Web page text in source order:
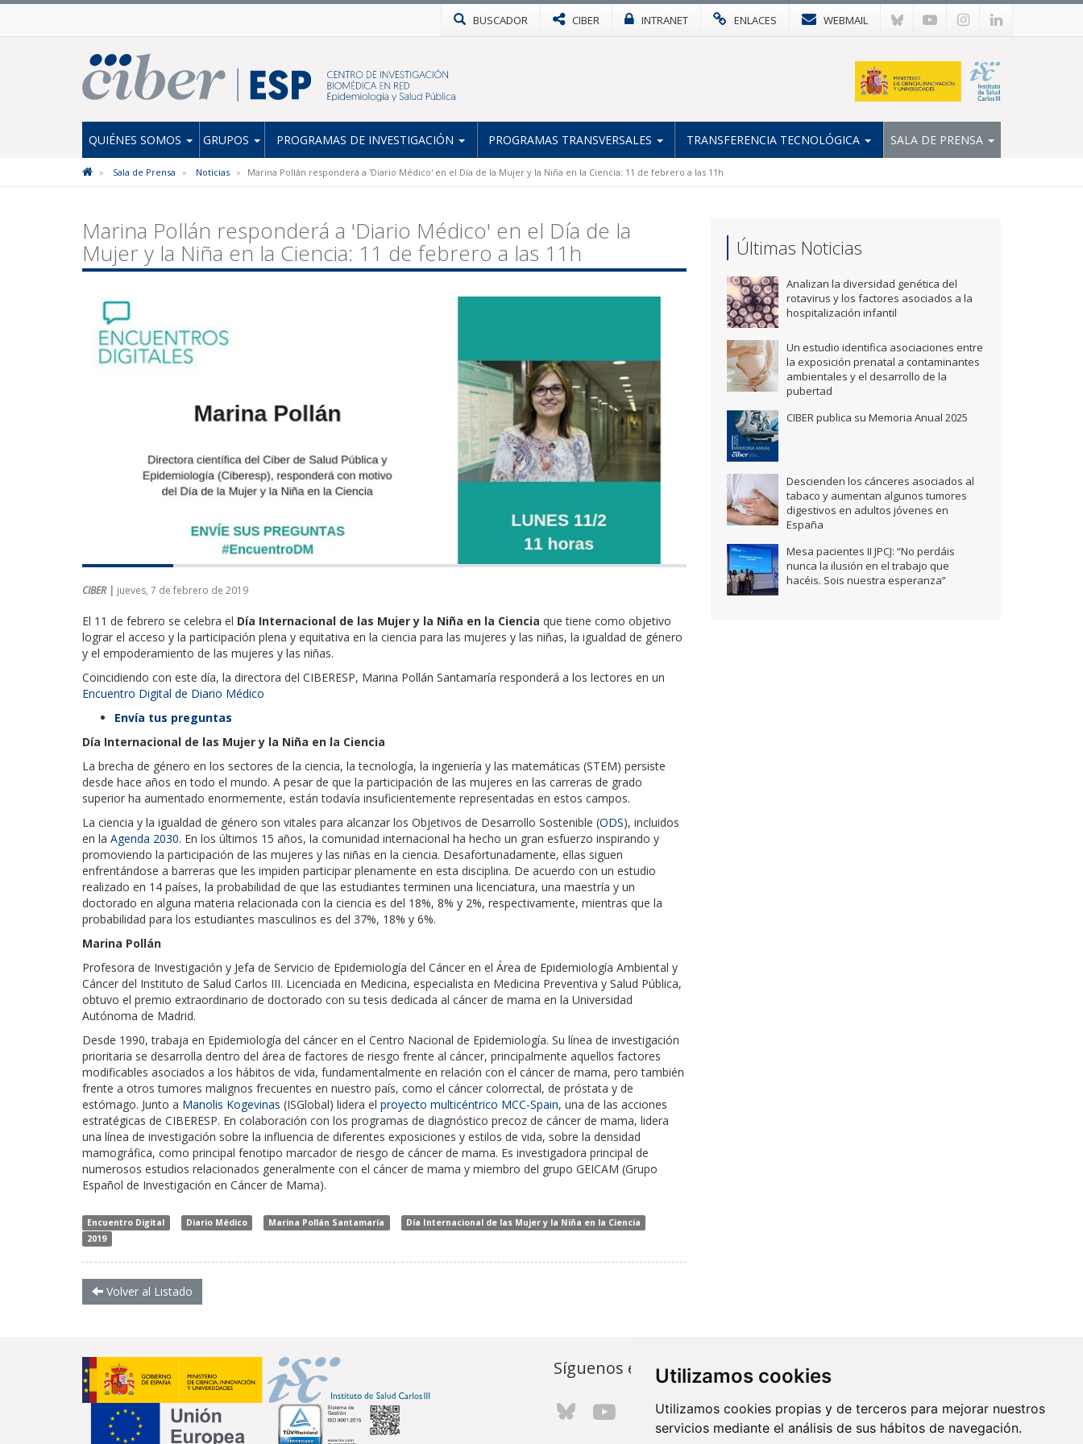
Utilizamos cookies
Utilizamos cookies propias y de terceros para mejorar nuestros
servicios mediante el análisis de sus hábitos de navegación.
BUSCADOR CIBER INTRANET ENLACES WEBMAIL
QUIÉNES SOMOS GRUPOS PROGRAMAS DE INVESTIGACIÓN PROGRAMAS TRANSVERSALES TRANSFERENCIA TECNOLÓGICA SALA DE PRENSA
Sala de Prensa Noticias Marina Pollán responderá a 'Diario Médico' en el Día de la Mujer y la Niña en la Ciencia: 11 de febrero a las 11h
Marina Pollán responderá a 'Diario Médico' en el Día de la
Mujer y la Niña en la Ciencia: 11 de febrero a las 11h
CIBER | jueves, 7 de febrero de 2019
El 11 de febrero se celebra el Día Internacional de las Mujer y la Niña en la Ciencia que tiene como objetivo
lograr el acceso y la participación plena y equitativa en la ciencia para las mujeres y las niñas, la igualdad de género
y el empoderamiento de las mujeres y las niñas.
Coincidiendo con este día, la directora del CIBERESP, Marina Pollán Santamaría responderá a los lectores en un
Encuentro Digital de Diario Médico
Envía tus preguntas
Día Internacional de las Mujer y la Niña en la Ciencia
La brecha de género en los sectores de la ciencia, la tecnología, la ingeniería y las matemáticas (STEM) persiste
desde hace años en todo el mundo. A pesar de que la participación de las mujeres en las carreras de grado
superior ha aumentado enormemente, están todavía insuficientemente representadas en estos campos.
La ciencia y la igualdad de género son vitales para alcanzar los Objetivos de Desarrollo Sostenible (ODS), incluidos
en la Agenda 2030. En los últimos 15 años, la comunidad internacional ha hecho un gran esfuerzo inspirando y
promoviendo la participación de las mujeres y las niñas en la ciencia. Desafortunadamente, ellas siguen
enfrentándose a barreras que les impiden participar plenamente en esta disciplina. De acuerdo con un estudio
realizado en 14 países, la probabilidad de que las estudiantes terminen una licenciatura, una maestría y un
doctorado en alguna materia relacionada con la ciencia es del 18%, 8% y 2%, respectivamente, mientras que la
probabilidad para los estudiantes masculinos es del 37%, 18% y 6%.
Marina Pollán
Profesora de Investigación y Jefa de Servicio de Epidemiología del Cáncer en el Área de Epidemiología Ambiental y
Cáncer del Instituto de Salud Carlos III. Licenciada en Medicina, especialista en Medicina Preventiva y Salud Pública,
obtuvo el premio extraordinario de doctorado con su tesis dedicada al cáncer de mama en la Universidad
Autónoma de Madrid.
Desde 1990, trabaja en Epidemiología del cáncer en el Centro Nacional de Epidemiología. Su línea de investigación
prioritaria se desarrolla dentro del área de factores de riesgo frente al cáncer, principalmente aquellos factores
modificables asociados a los hábitos de vida, fundamentalmente en relación con el cáncer de mama, pero también
frente a otros tumores malignos frecuentes en nuestro país, como el cáncer colorrectal, de próstata y de
estómago. Junto a Manolis Kogevinas (ISGlobal) lidera el proyecto multicéntrico MCC-Spain, una de las acciones
estratégicas de CIBERESP. En colaboración con los programas de diagnóstico precoz de cáncer de mama, lidera
una línea de investigación sobre la influencia de diferentes exposiciones y estilos de vida, sobre la densidad
mamográfica, como principal fenotipo marcador de riesgo de cáncer de mama. Es investigadora principal de
numerosos estudios relacionados generalmente con el cáncer de mama y miembro del grupo GEICAM (Grupo
Español de Investigación en Cáncer de Mama).
Encuentro Digital Diario Médico Marina Pollán Santamaría
Día Internacional de las Mujer y la Niña en la Ciencia
2019
Volver al Listado
Últimas Noticias
Analizan la diversidad genética del
rotavirus y los factores asociados a la
hospitalización infantil
Un estudio identifica asociaciones entre
la exposición prenatal a contaminantes
ambientales y el desarrollo de la
pubertad
CIBER publica su Memoria Anual 2025
Descienden los cánceres asociados al
tabaco y aumentan algunos tumores
digestivos en adultos jóvenes en
España
Mesa pacientes II JPCJ: “No perdáis
nunca la ilusión en el trabajo que
hacéis. Sois nuestra esperanza”
Síguenos en... Contacto
Av. Monforte de Lemos, 3-5. Pabellón
11. Planta 0 28029 Madrid
info@ciberisciii.es